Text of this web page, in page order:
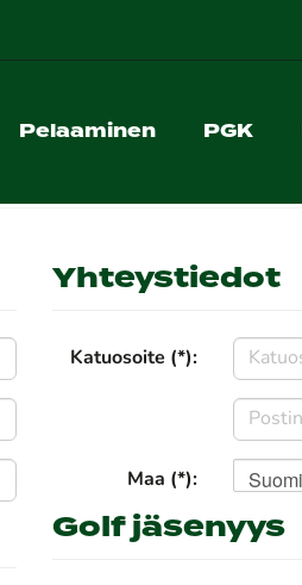
Pelaaminen PGK
Yhteystiedot
Katuosoite (*):
Maa (*): Suomi
Golf jäsenyys